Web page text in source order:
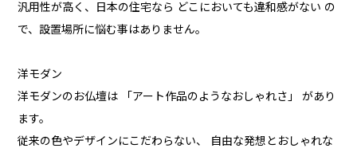
汎用性が高く、日本の住宅なら どこにおいても違和感がない の
で、設置場所に悩む事はありません。
洋モダン
洋モダンのお仏壇は 「アート作品のようなおしゃれさ」 があり
ます。
従来の色やデザインにこだわらない、 自由な発想とおしゃれな